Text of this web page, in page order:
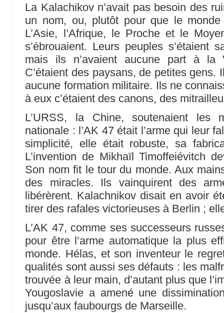
La Kalachikov n’avait pas besoin des
un nom, ou, plutôt pour que le
L’Asie, l’Afrique, le Proche et le
s’ébrouaient. Leurs peuples s’étaient
mais ils n’avaient aucune part à la
C’étaient des paysans, de petites gens.
aucune formation militaire. Ils ne
à eux c’étaient des canons, des
L’URSS, la Chine, soutenaient les
nationale : l’AK 47 était l’arme qui leur
simplicité, elle était robuste, sa
L’invention de Mikhaïl Timoffeiévitch
Son nom fit le tour du monde. Aux
des miracles. Ils vainquirent des
libérèrent. Kalachnikov disait en avoir
tirer des rafales victorieuses à Berlin ;
L’AK 47, comme ses successeurs
pour être l’arme automatique la plus
monde. Hélas, et son inventeur le
qualités sont aussi ses défauts : les
trouvée à leur main, d’autant plus que
Yougoslavie a amené une
jusqu’aux faubourgs de Marseille.